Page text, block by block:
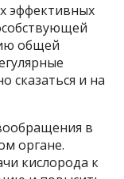
эффективных
общей
сказаться и на
в
органе.
кислорода к